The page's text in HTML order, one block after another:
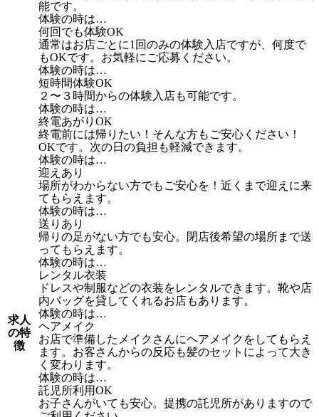
求人
の特
徴
能です。
体験の時は…
何回でも体験OK
通常はお店ごとに1回のみの体験入店ですが、何度で
もOKです。お気軽にご応募ください。
体験の時は…
短時間体験OK
２〜３時間からの体験入店も可能です。
体験の時は…
終電あがりOK
終電前には帰りたい！そんな方もご安心ください！
OKです。次の日の負担も軽減できます。
体験の時は…
迎えあり
場所がわからない方でもご安心を！近くまで迎えに来
てもらえます。
体験の時は…
送りあり
帰りの足がない方でも安心。閉店後希望の場所まで送
ってもらえます。
体験の時は…
レンタル衣装
ドレスや制服などの衣装をレンタルできます。靴や店
内バッグを貸してくれるお店もあります。
体験の時は…
ヘアメイク
お店で準備したメイクさんにヘアメイクをしてもらえ
ます。お客さんからの反応も髪のセットによって大き
く変わります。
体験の時は…
託児所利用OK
お子さんがいても安心。提携の託児所がありますので